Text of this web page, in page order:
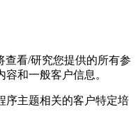
查看/研究您提供的所有参
和一般客户信息。
序主题相关的客户特定培